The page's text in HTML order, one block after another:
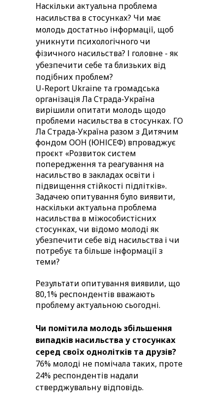
Наскільки актуальна проблема
насильства в стосунках? Чи має
молодь достатньо інформації, щоб
уникнути психологічного чи
фізичного насильства? І головне - як
убезпечити себе та близьких від
подібних проблем?
U-Report Ukraine та громадська
організація Ла Страда-Україна
вирішили опитати молодь щодо
проблеми насильства в стосунках. ГО
Ла Страда-Україна разом з Дитячим
фондом ООН (ЮНІСЕФ) впроваджує
проєкт «Розвиток систем
попередження та реагування на
насильство в закладах освіти і
підвищення стійкості підлітків».
Задачею опитування було виявити,
наскільки актуальна проблема
насильства в міжособистісних
стосунках, чи відомо молоді як
убезпечити себе від насильства і чи
потребує та більше інформації з
теми?
Результати опитування виявили, що
80,1% респондентів вважають
проблему актуальною сьогодні.
Чи помітила молодь збільшення
випадків насильства у стосунках
серед своїх однолітків та друзів?
76% молоді не помічала таких, проте
24% респондентів надали
стверджувальну відповідь.